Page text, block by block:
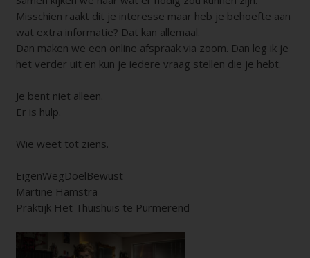
Misschien raakt dit je interesse maar heb je behoefte aan
wat extra informatie? Dat kan allemaal.
Dan maken we een online afspraak via zoom. Dan leg ik je
het verder uit en kun je iedere vraag stellen die je hebt.
Je bent niet alleen.
Er is hulp.
Wie weet tot ziens.
EigenWegDoelBewust
Martine Hamstra
Praktijk Het Thuishuis te Purmerend